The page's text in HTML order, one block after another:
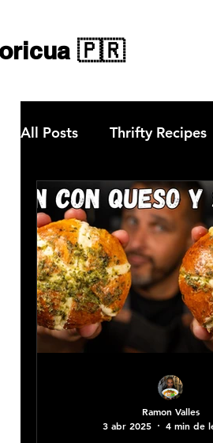
🇵🇷
All Posts Thrifty Recipes
Chargriller Grills
Gastronomía en
Ramon Valles
3 abr 2025
4 min de